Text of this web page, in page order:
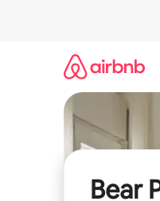
Bear